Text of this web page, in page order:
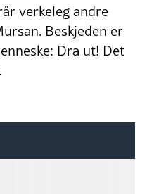
verkeleg andre
Beskjeden er
Dra ut! Det